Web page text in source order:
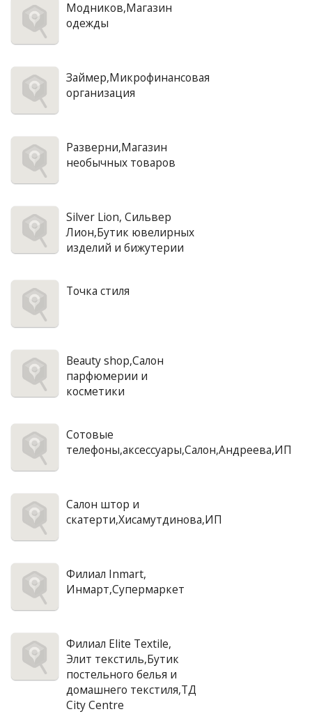
Модников,Магазин
одежды
Займер,Микрофинансовая
организация
Разверни,Магазин
необычных товаров
Silver Lion, Сильвер
Лион,Бутик ювелирных
изделий и бижутерии
Точка стиля
Beauty shop,Салон
парфюмерии и
косметики
Сотовые
телефоны,аксессуары,Салон,Андреева,ИП
Салон штор и
скатерти,Хисамутдинова,ИП
Филиал Inmart,
Инмарт,Супермаркет
Филиал Elite Textile,
Элит текстиль,Бутик
постельного белья и
домашнего текстиля,ТД
City Centre